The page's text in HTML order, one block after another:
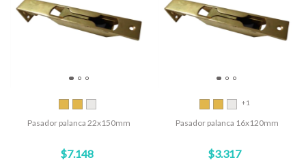
Pasador palanca 22x150mm
$7.148
+1
Pasador palanca 16x120mm
$3.317